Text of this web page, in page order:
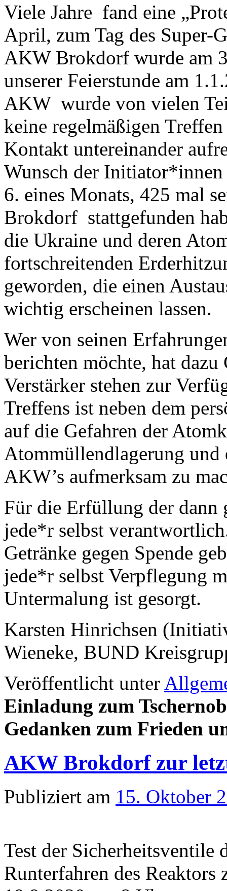
Viele Jahre fand eine
April, zum Tag des Super-
AKW Brokdorf wurde am
unserer Feierstunde am
AKW wurde von vielen
keine regelmäßigen
Kontakt untereinander
Wunsch der Initiator*innen
6. eines Monats, 425 mal
Brokdorf stattgefunden
die Ukraine und deren
fortschreitenden
geworden, die einen
wichtig erscheinen lassen.
Wer von seinen
berichten möchte, hat
Verstärker stehen zur
Treffens ist neben dem
auf die Gefahren der
Atommüllendlagerung und
AKW’s aufmerksam zu
Für die Erfüllung der dann
jede*r selbst
Getränke gegen Spende
jede*r selbst Verpflegung
Untermalung ist gesorgt.
Karsten Hinrichsen
Wieneke, BUND
Veröffentlicht unter
Einladung zum
Gedanken zum Frieden
AKW Brokdorf zur
Publiziert am 15. Oktober
Test der
Runterfahren des